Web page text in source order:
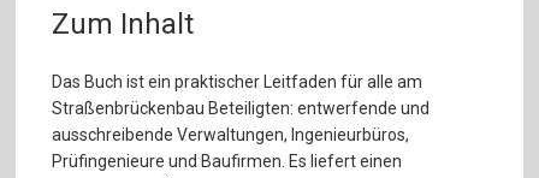
Zum Inhalt
Das Buch ist ein praktischer Leitfaden für alle am
Straßenbrückenbau Beteiligten: entwerfende und
ausschreibende Verwaltungen, Ingenieurbüros,
Prüfingenieure und Baufirmen. Es liefert einen